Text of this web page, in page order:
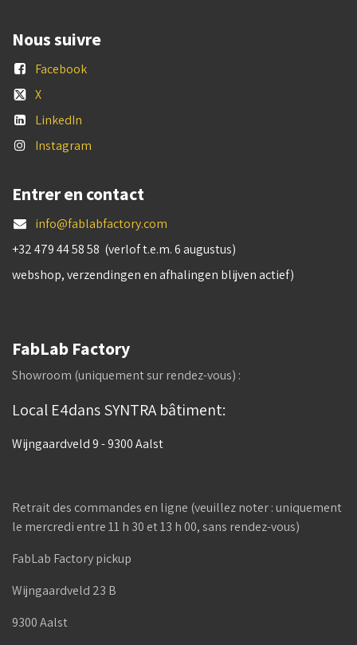
Nous suivre
Facebook
X
LinkedIn
Instagram
Entrer en contact
info@fablabfactory.com
+32 479 44 58 58 (verlof t.e.m. 6 augustus)
webshop, verzendingen en afhalingen blijven actief)
FabLab Factory
Showroom (uniquement sur rendez-vous) :
Local E4dans SYNTRA bâtiment:
Wijngaardveld 9 - 9300 Aalst
Retrait des commandes en ligne (veuillez noter : uniquement
le mercredi entre 11 h 30 et 13 h 00, sans rendez-vous)
FabLab Factory pickup
Wijngaardveld 23 B
9300 Aalst